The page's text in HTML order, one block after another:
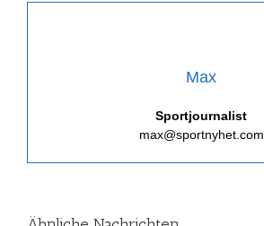
Max
Sportjournalist
max@sportnyhet.com